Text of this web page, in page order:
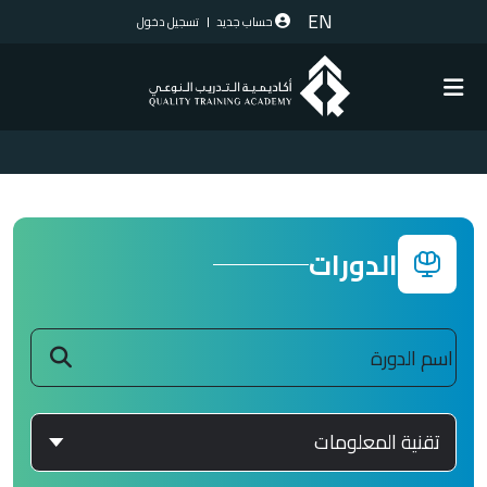
EN حساب جديد تسجيل دخول
الدورات